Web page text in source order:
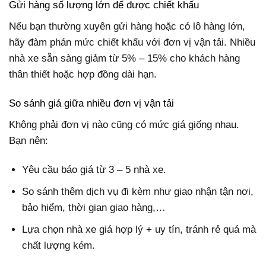
Gửi hàng số lượng lớn để được chiết khấu
Nếu bạn thường xuyên gửi hàng hoặc có lô hàng lớn,
hãy đàm phán mức chiết khấu với đơn vị vận tải. Nhiều
nhà xe sẵn sàng giảm từ 5% – 15% cho khách hàng
thân thiết hoặc hợp đồng dài hạn.
So sánh giá giữa nhiều đơn vị vận tải
Không phải đơn vị nào cũng có mức giá giống nhau.
Bạn nên:
Yêu cầu báo giá từ 3 – 5 nhà xe.
So sánh thêm dịch vụ đi kèm như giao nhận tận nơi,
bảo hiểm, thời gian giao hàng,…
Lựa chọn nhà xe giá hợp lý + uy tín, tránh rẻ quá mà
chất lượng kém.